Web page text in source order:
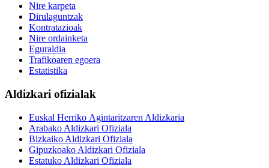
Nire karpeta
Dirulaguntzak
Kontratazioak
Nire ordainketa
Eguraldia
Trafikoaren egoera
Estatistika
Aldizkari ofizialak
Euskal Herriko Agintaritzaren Aldizkaria
Arabako Aldizkari Ofiziala
Bizkaiko Aldizkari Ofiziala
Gipuzkoako Aldizkari Ofiziala
Estatuko Aldizkari Ofiziala